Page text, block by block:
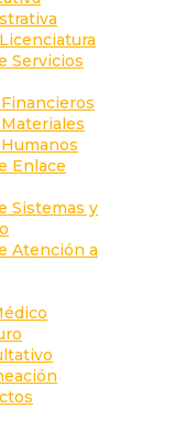
Servicios
Enlace
Sistemas y
Atención a